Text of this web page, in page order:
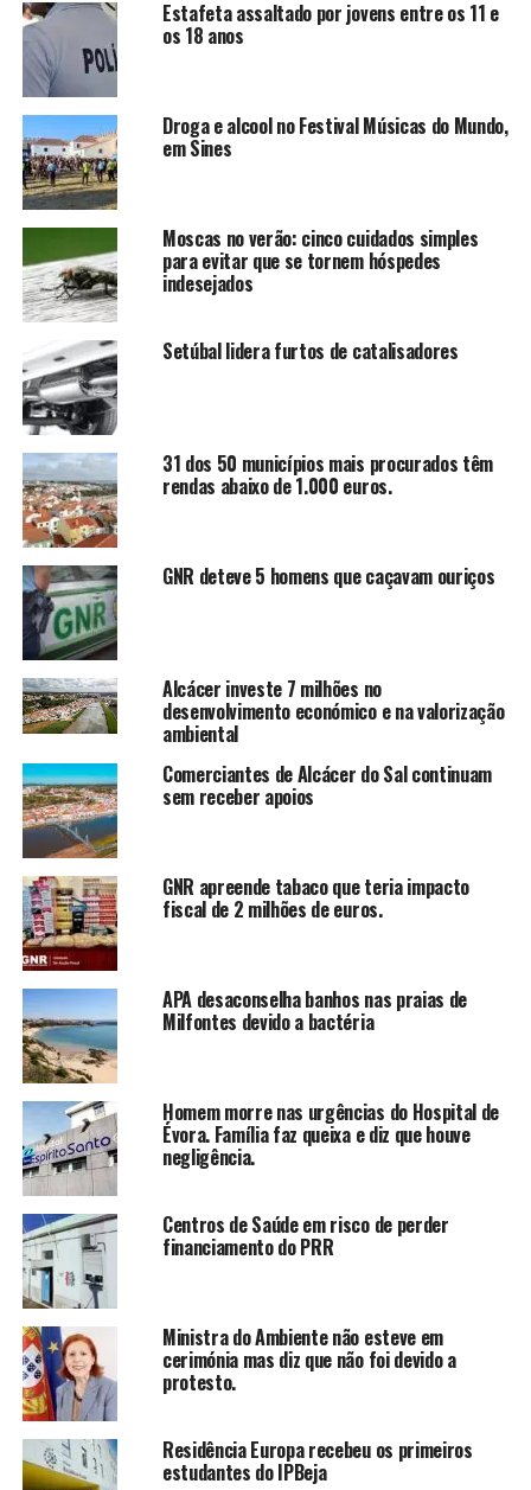
Estafeta assaltado por jovens entre os 11 e
os 18 anos
Droga e alcool no Festival Músicas do Mundo,
em Sines
Moscas no verão: cinco cuidados simples
para evitar que se tornem hóspedes
indesejados
Setúbal lidera furtos de catalisadores
31 dos 50 municípios mais procurados têm
rendas abaixo de 1.000 euros.
GNR deteve 5 homens que caçavam ouriços
Alcácer investe 7 milhões no
desenvolvimento económico e na valorização
ambiental
Comerciantes de Alcácer do Sal continuam
sem receber apoios
GNR apreende tabaco que teria impacto
fiscal de 2 milhões de euros.
APA desaconselha banhos nas praias de
Milfontes devido a bactéria
Homem morre nas urgências do Hospital de
Évora. Família faz queixa e diz que houve
negligência.
Centros de Saúde em risco de perder
financiamento do PRR
Ministra do Ambiente não esteve em
cerimónia mas diz que não foi devido a
protesto.
Residência Europa recebeu os primeiros
estudantes do IPBeja